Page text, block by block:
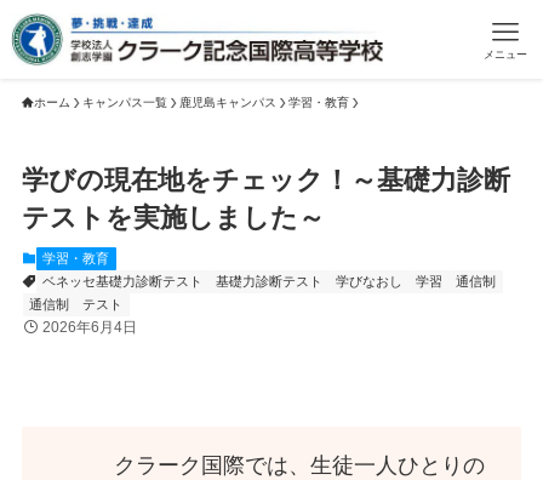
メニュー
ホーム キャンパス一覧 鹿児島キャンパス 学習・教育
学びの現在地をチェック！～基礎力診断
テストを実施しました～
学習・教育
ベネッセ基礎力診断テスト
基礎力診断テスト 学びなおし 学習
通信制
通信制 テスト
2026年6月4日
クラーク国際では、生徒一人ひとりの